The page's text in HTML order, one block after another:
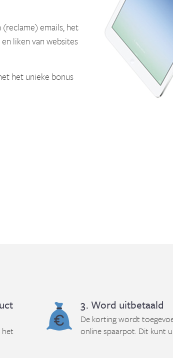
emails, het
liken van websites
het unieke bonus
3. Word uitbetaald
De korting wordt
online spaarpot. Dit kunt